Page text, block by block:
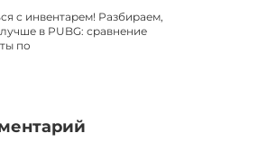
с инвентарем! Разбираем,
в PUBG: сравнение
по